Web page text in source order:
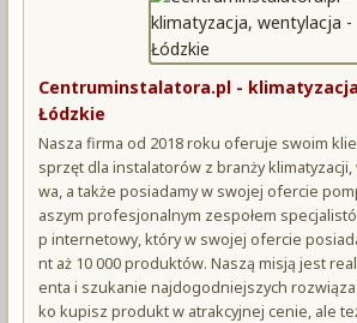
Centruminstalatora.pl -
Łódzkie
Nasza firma od 2018 roku oferuje swoim
sprzęt dla instalatorów z branży klimatyzacji,
wa, a także posiadamy w swojej ofercie
aszym profesjonalnym zespołem
p internetowy, który w swojej ofercie
nt aż 10 000 produktów. Naszą misją jest
enta i szukanie najdogodniejszych
ko kupisz produkt w atrakcyjnej cenie, ale